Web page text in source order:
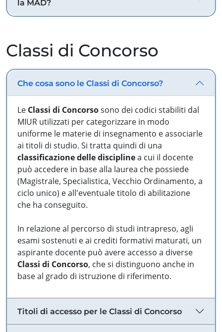
la MAD?
Classi di Concorso
Che cosa sono le Classi di Concorso?
Le Classi di Concorsosono dei codici stabiliti dal
MIUR utilizzati per categorizzare in modo
uniforme le materie di insegnamento e associarle
ai titoli di studio. Si tratta quindi di una
classificazione delle disciplinea cui il docente
può accedere in base alla laurea che possiede
(Magistrale, Specialistica, Vecchio Ordinamento, a
ciclo unico) e all'eventuale titolo di abilitazione
che ha conseguito.
In relazione al percorso di studi intrapreso, agli
esami sostenuti e ai crediti formativi maturati, un
aspirante docente può avere accesso a diverse
Classi di Concorso, che si distinguono anche in
base al grado di istruzione di riferimento.
Titoli di accesso per le Classi di Concorso